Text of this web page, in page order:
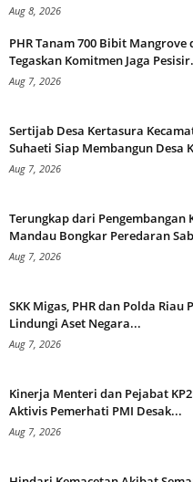
Aug 8, 2026
PHR Tanam 700 Bibit Mangrove
Tegaskan Komitmen Jaga
Aug 7, 2026
Sertijab Desa Kertasura
Suhaeti Siap Membangun Desa
Aug 7, 2026
Terungkap dari Pengembangan
Mandau Bongkar Peredaran
Aug 7, 2026
SKK Migas, PHR dan Polda Riau
Lindungi Aset Negara...
Aug 7, 2026
Kinerja Menteri dan Pejabat
Aktivis Pemerhati PMI Desak...
Aug 7, 2026